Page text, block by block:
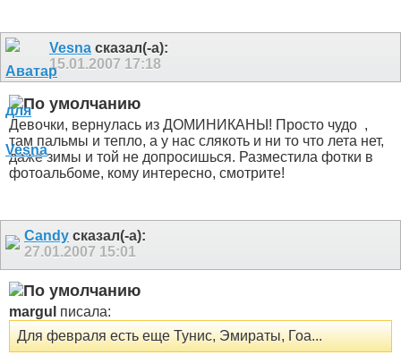
Vesna сказал(-а):
15.01.2007 17:18
Девочки, вернулась из ДОМИНИКАНЫ! Просто чудо ,
там пальмы и тепло, а у нас слякоть и ни то что лета нет,
даже зимы и той не допросишься. Разместила фотки в
фотоальбоме, кому интересно, смотрите!
Candy сказал(-а):
27.01.2007 15:01
margul писала:
Для февраля есть еще Тунис, Эмираты, Гоа...